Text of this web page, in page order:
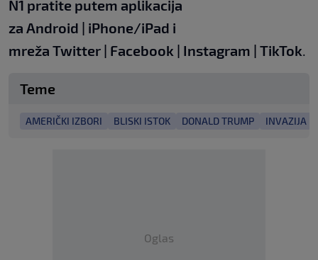
N1 pratite putem aplikacija
za Android | iPhone/iPad i
mreža Twitter | Facebook | Instagram | TikTok.
Teme
AMERIČKI IZBORI BLISKI ISTOK DONALD TRUMP INVAZIJA
Oglas